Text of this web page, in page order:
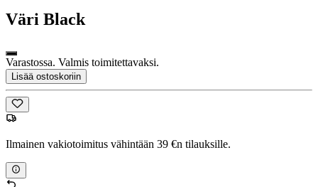
Väri Black
Varastossa. Valmis toimitettavaksi.
Lisää ostoskoriin
Ilmainen vakiotoimitus vähintään 39 €n tilauksille.